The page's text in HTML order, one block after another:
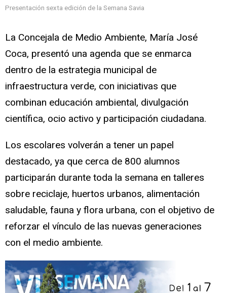
Presentación sexta edición de la Semana Savia
La Concejala de Medio Ambiente, María José
Coca, presentó una agenda que se enmarca
dentro de la estrategia municipal de
infraestructura verde, con iniciativas que
combinan educación ambiental, divulgación
científica, ocio activo y participación ciudadana.
Los escolares volverán a tener un papel
destacado, ya que cerca de 800 alumnos
participarán durante toda la semana en talleres
sobre reciclaje, huertos urbanos, alimentación
saludable, fauna y flora urbana, con el objetivo de
reforzar el vínculo de las nuevas generaciones
con el medio ambiente.